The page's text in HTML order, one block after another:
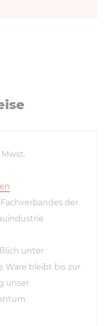
Mwst.
der
unter
Ware bleibt bis zur
unser